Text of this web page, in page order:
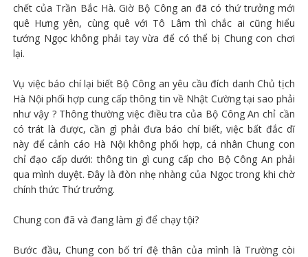
chết của Trần Bắc Hà. Giờ Bộ Công an đã có thứ trưởng mới
quê Hưng yên, cùng quê với Tô Lâm thì chắc ai cũng hiểu
tướng Ngọc không phải tay vừa để có thể bị Chung con chơi
lại.
Vụ việc báo chí lại biết Bộ Công an yêu cầu đích danh Chủ tịch
Hà Nội phối hợp cung cấp thông tin về Nhật Cường tại sao phải
như vậy ? Thông thường việc điều tra của Bộ Công An chỉ cần
có trát là được, cần gì phải đưa báo chí biết, việc bất đắc dĩ
này để cảnh cáo Hà Nội không phối hợp, cá nhân Chung con
chỉ đạo cấp dưới: thông tin gì cung cấp cho Bộ Công An phải
qua mình duyệt. Đây là đòn nhẹ nhàng của Ngọc trong khi chờ
chính thức Thứ trưởng.
Chung con đã và đang làm gì để chạy tội?
Bước đầu, Chung con bố trí đệ thân của mình là Trường còi